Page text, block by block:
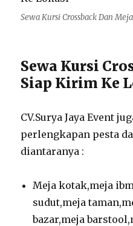
Sewa Kursi Crossback Dan
Sewa Kursi
Siap Kirim Ke
CV.Surya Jaya Event
perlengkapan pesta
diantaranya :
Meja kotak,meja
sudut,meja
bazar,meja